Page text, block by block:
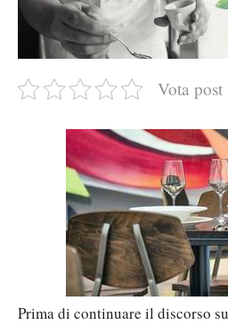
Vota post
Prima di continuare il discorso